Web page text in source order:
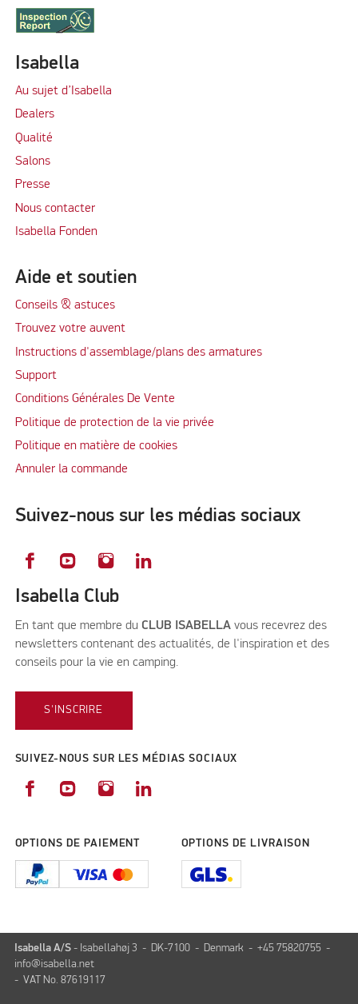
Isabella
Au sujet d’Isabella
Dealers
Qualité
Salons
Presse
Nous contacter
Isabella Fonden
Aide et soutien
Conseils & astuces
Trouvez votre auvent
Instructions d'assemblage/plans des armatures
Support
Conditions Générales De Vente
Politique de protection de la vie privée
Politique en matière de cookies
Annuler la commande
Suivez-nous sur les médias sociaux
Isabella Club
En tant que membre du CLUB ISABELLA vous recevrez des
newsletters contenant des actualités, de l'inspiration et des
conseils pour la vie en camping.
S'INSCRIRE
SUIVEZ-NOUS SUR LES MÉDIAS SOCIAUX
OPTIONS DE PAIEMENT OPTIONS DE LIVRAISON
Isabella A/S - Isabellahøj 3 - DK-7100 - Denmark - +45 75820755 -
info@isabella.net
- VAT No. 87619117